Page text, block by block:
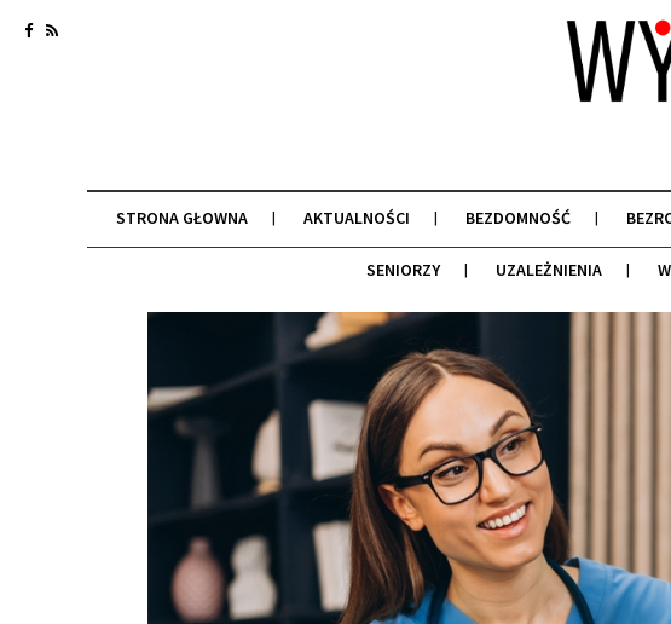
STRONA GŁOWNA AKTUALNOŚCI BEZDOMNOŚĆ
SENIORZY UZALEŻNIENIA